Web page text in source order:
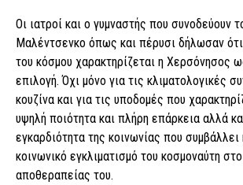
Οι ιατροί και ο γυμναστής που συνοδεύουν
Μαλέντσενκο όπως και πέρυσι δήλωσαν
του κόσμου χαρακτηρίζεται η Χερσόνησος
επιλογή. Όχι μόνο για τις κλιματολογικές
κουζίνα και για τις υποδομές που
υψηλή ποιότητα και πλήρη επάρκεια αλλά
εγκαρδιότητα της κοινωνίας που
κοινωνικό εγκλιματισμό του κοσμοναύτη
αποθεραπείας του.